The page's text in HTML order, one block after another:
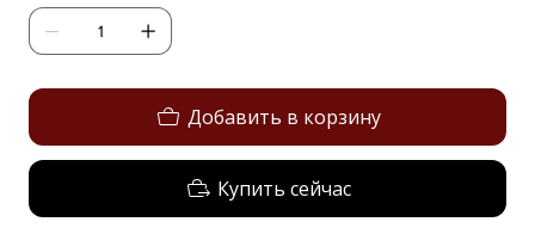
Добавить в корзину
Купить сейчас